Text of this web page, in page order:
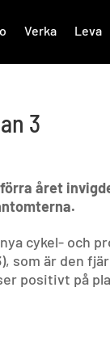
Verka Leva
3
året
cykel- och
som är den
positivt på